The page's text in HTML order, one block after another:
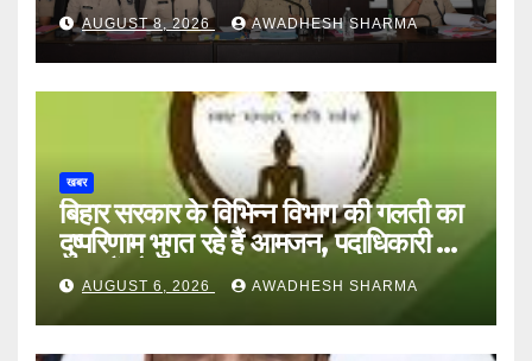
AUGUST 8, 2026 AWADHESH SHARMA
खबर
बिहार सरकार के विभिन्न विभाग की गलती का
दुष्परिणाम भुगत रहे हैं आमजन, पदाधिकारी और
अन्य हैं मौन
AUGUST 6, 2026 AWADHESH SHARMA